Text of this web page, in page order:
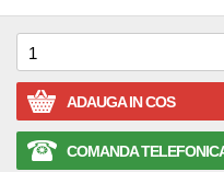
ADAUGA IN COS
COMANDA